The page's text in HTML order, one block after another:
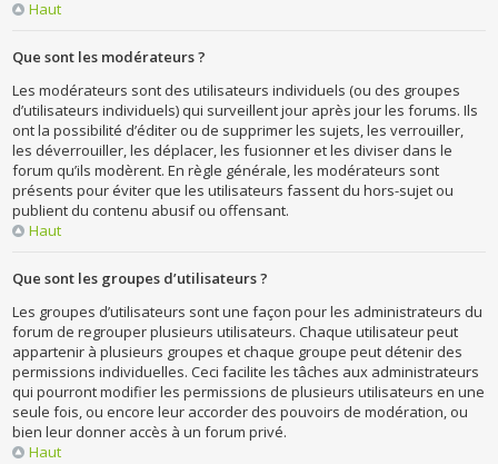
Haut
Que sont les modérateurs ?
Les modérateurs sont des utilisateurs individuels (ou des groupes
d’utilisateurs individuels) qui surveillent jour après jour les forums. Ils
ont la possibilité d’éditer ou de supprimer les sujets, les verrouiller,
les déverrouiller, les déplacer, les fusionner et les diviser dans le
forum qu’ils modèrent. En règle générale, les modérateurs sont
présents pour éviter que les utilisateurs fassent du hors-sujet ou
publient du contenu abusif ou offensant.
Haut
Que sont les groupes d’utilisateurs ?
Les groupes d’utilisateurs sont une façon pour les administrateurs du
forum de regrouper plusieurs utilisateurs. Chaque utilisateur peut
appartenir à plusieurs groupes et chaque groupe peut détenir des
permissions individuelles. Ceci facilite les tâches aux administrateurs
qui pourront modifier les permissions de plusieurs utilisateurs en une
seule fois, ou encore leur accorder des pouvoirs de modération, ou
bien leur donner accès à un forum privé.
Haut